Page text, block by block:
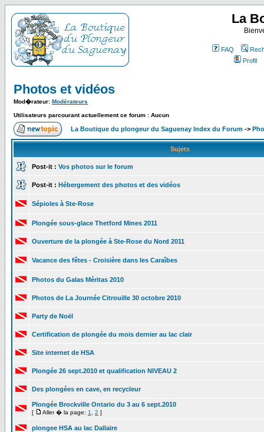
La
FAQ
Profil
Photos et vidéos
Mod�rateur: Modérateurs
Utilisateurs parcourant actuellement ce forum : Aucun
La Boutique du plongeur du Saguenay Index du Forum ->
Sujets
Post-it : Vos photos sur le forum
Post-it : Hébergement des photos et des vidéos
Sépioles à Ste-Rose
Plongée sous-glace Thetford Mines 2011
Ouverture de la plongée à Ste-Rose du Nord 2011
Vacance des fêtes - Croisière dans les Caraîbes
Photos du Galas Méritas 2010
Photos de La Journée Citrouille 30 octobre 2010
Party de Noël
Certification de plongée du mois dernier au lac clair
Site internet de HSA
Plongée 26 sept.2010 et qualification NIVEAU 2
Des plongées en cave, en recycleur
Plongée Brockville Ontario du 3 au 6 sept.2010
[ Aller � la page: 1 2 ]
plongee HSA au lac Dallaire